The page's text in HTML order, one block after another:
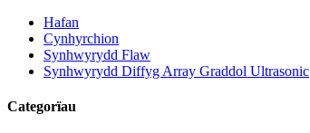
Hafan
Cynhyrchion
Synhwyrydd Flaw
Synhwyrydd Diffyg Array Graddol Ultrasonic
Categorïau